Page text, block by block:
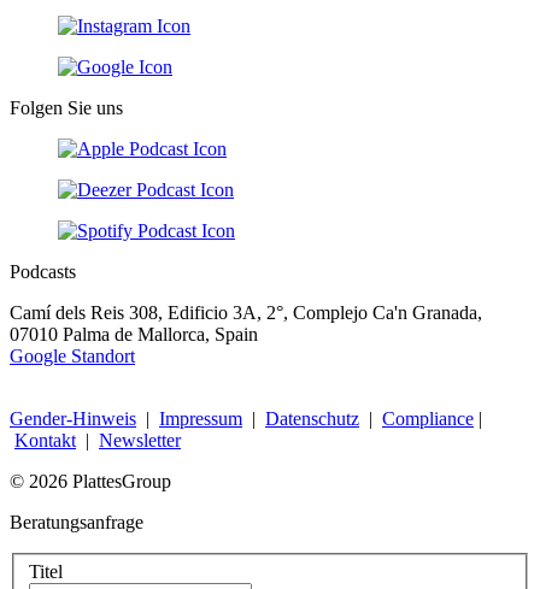
Folgen Sie uns
Podcasts
Camí dels Reis 308, Edificio 3A, 2°, Complejo Ca'n Granada,
07010 Palma de Mallorca, Spain
Google Standort
Gender-Hinweis | Impressum | Datenschutz | Compliance |
Kontakt | Newsletter
© 2026 PlattesGroup
Beratungsanfrage
Titel